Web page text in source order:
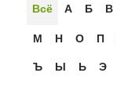
Всё А Б В
М
Н О П
Ъ
Ы Ь Э